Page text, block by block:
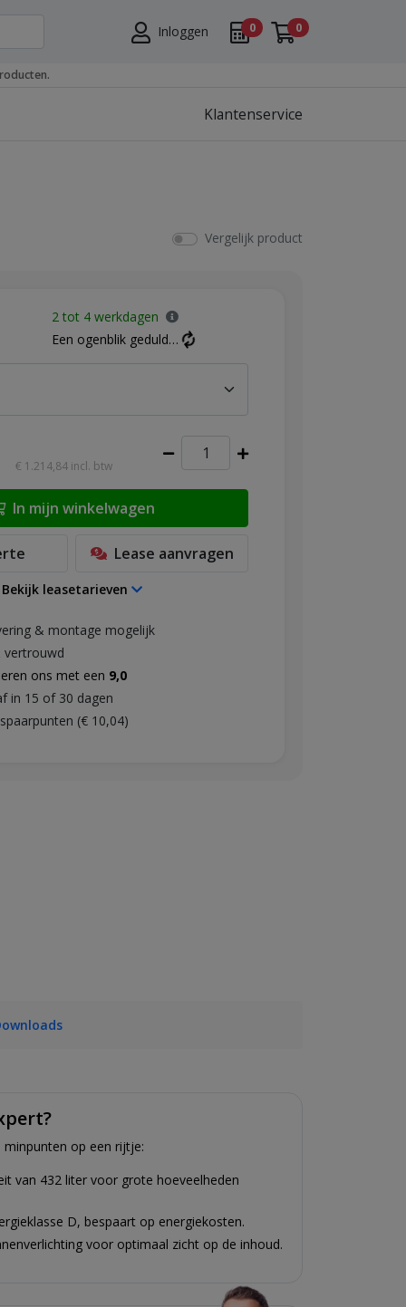
Inloggen 0 0
Klantenservice
Vergelijk product
2 tot 4 werkdagen
Een ogenblik geduld…
€ 1.214,84 incl. btw
In mijn winkelwagen
Lease aanvragen
Bekijk leasetarieven
& montage mogelijk
vertrouwd
ons met een 9,0
in 15 of 30 dagen
(€ 10,04)
op een rijtje:
van 432 liter voor grote hoeveelheden
D, bespaart op energiekosten.
voor optimaal zicht op de inhoud.